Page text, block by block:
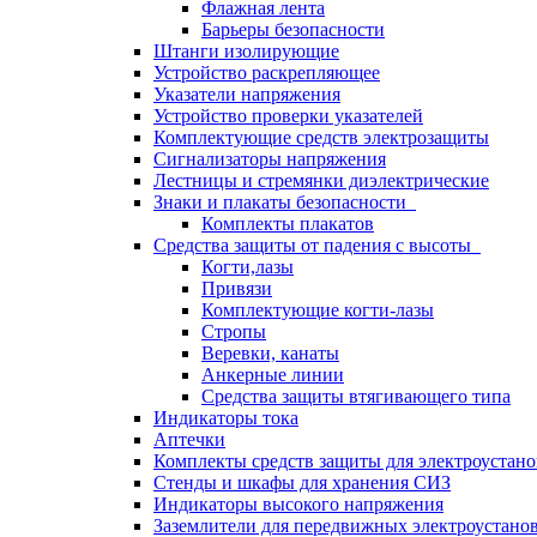
Флажная лента
Барьеры безопасности
Штанги изолирующие
Устройство раскрепляющее
Указатели напряжения
Устройство проверки указателей
Комплектующие средств электрозащиты
Сигнализаторы напряжения
Лестницы и стремянки диэлектрические
Знаки и плакаты безопасности
Комплекты плакатов
Средства защиты от падения с высоты
Когти,лазы
Привязи
Комплектующие когти-лазы
Стропы
Веревки, канаты
Анкерные линии
Средства защиты втягивающего типа
Индикаторы тока
Аптечки
Комплекты средств защиты для
Стенды и шкафы для хранения СИЗ
Индикаторы высокого напряжения
Заземлители для передвижных